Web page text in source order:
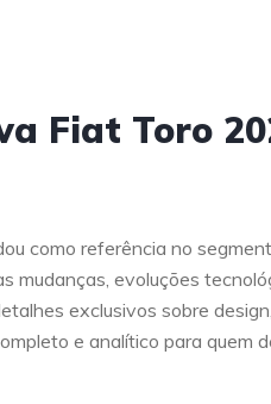
Fiat Toro
como referência no
mudanças, evoluções
exclusivos sobre design,
e analítico para quem